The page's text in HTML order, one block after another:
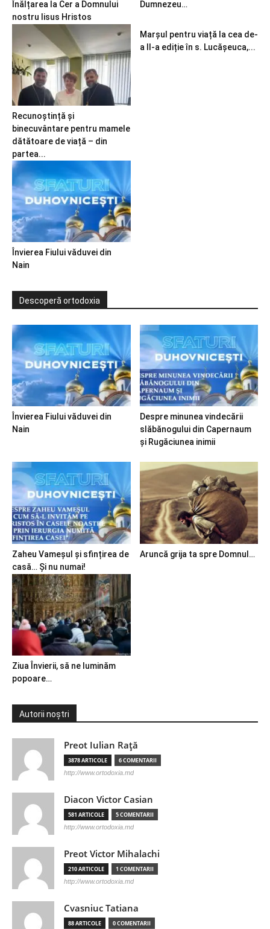
Înălțarea la Cer a Domnului
nostru Iisus Hristos
Dumnezeu…
Recunoștință și
binecuvântare pentru mamele
dătătoare de viață – din
partea...
Marșul pentru viață la cea de-
a II-a ediție în s. Lucășeuca,...
Învierea Fiului văduvei din
Nain
Descoperă ortodoxia
Învierea Fiului văduvei din
Nain
Despre minunea vindecării
slăbănogului din Capernaum
și Rugăciunea inimii
Zaheu Vameșul și sfințirea de
casă… Și nu numai!
Aruncă grija ta spre Domnul…
Ziua Învierii, să ne luminăm
popoare…
Autorii noștri
Preot Iulian Raţă
3878 ARTICOLE 6 COMENTARII
http://www.ortodoxia.md
Diacon Victor Casian
581 ARTICOLE 5 COMENTARII
http://www.ortodoxia.md
Preot Victor Mihalachi
210 ARTICOLE 1 COMENTARII
http://www.ortodoxia.md
Cvasniuc Tatiana
88 ARTICOLE 0 COMENTARII